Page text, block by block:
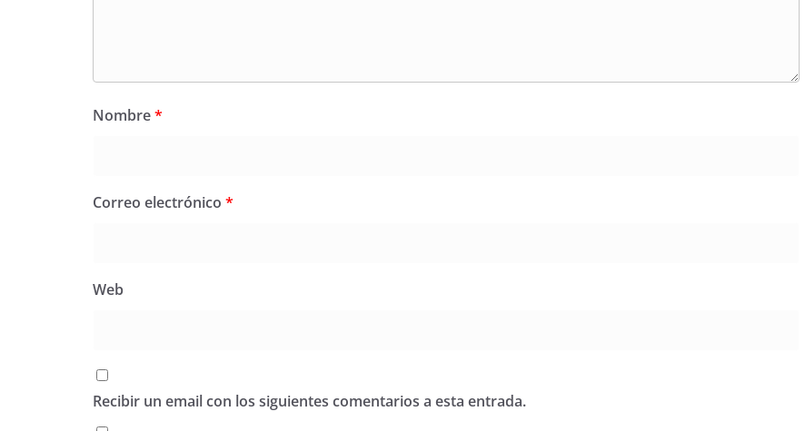
Nombre*
Correo electrónico *
Web
Recibir un email con los siguientes comentarios a esta entrada.